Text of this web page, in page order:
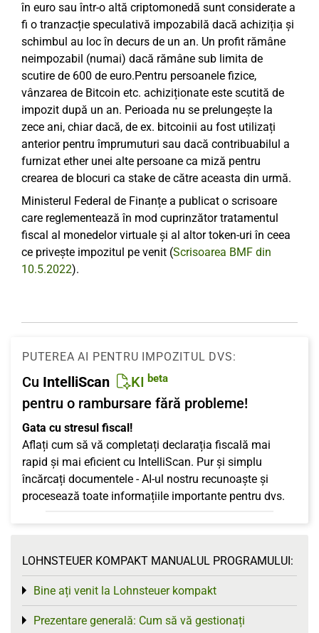
în euro sau într-o altă criptomonedă sunt considerate a
fi o tranzacție speculativă impozabilă dacă achiziția și
schimbul au loc în decurs de un an. Un profit rămâne
neimpozabil (numai) dacă rămâne sub limita de
scutire de 600 de euro.Pentru persoanele fizice,
vânzarea de Bitcoin etc. achiziționate este scutită de
impozit după un an. Perioada nu se prelungește la
zece ani, chiar dacă, de ex. bitcoinii au fost utilizați
anterior pentru împrumuturi sau dacă contribuabilul a
furnizat ether unei alte persoane ca miză pentru
crearea de blocuri ca stake de către aceasta din urmă.
Ministerul Federal de Finanțe a publicat o scrisoare
care reglementează în mod cuprinzător tratamentul
fiscal al monedelor virtuale și al altor token-uri în ceea
ce privește impozitul pe venit (Scrisoarea BMF din
10.5.2022).
PUTEREA AI PENTRU IMPOZITUL DVS:
Cu IntelliScan KI beta
pentru o rambursare fără probleme!
Gata cu stresul fiscal!
Aflați cum să vă completați declarația fiscală mai
rapid și mai eficient cu IntelliScan. Pur și simplu
încărcați documentele - AI-ul nostru recunoaște și
procesează toate informațiile importante pentru dvs.
LOHNSTEUER KOMPAKT MANUALUL PROGRAMULUI:
Bine ați venit la Lohnsteuer kompakt
Toggle menu
Prezentare generală: Cum să vă gestionați
Toggle menu